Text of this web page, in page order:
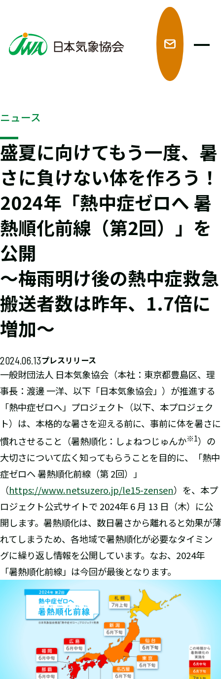
ニュース
盛夏に向けてもう一度、暑
さに負けない体を作ろう！
2024年「熱中症ゼロへ 暑
熱順化前線（第2回）」を
公開
～梅雨明け後の熱中症救急
搬送者数は昨年、1.7倍に
増加～
2024.06.13プレスリリース
一般財団法人 日本気象協会（本社：東京都豊島区、理
事長：渡邊 一洋、以下「日本気象協会」）が推進する
「熱中症ゼロへ」プロジェクト（以下、本プロジェク
ト）は、本格的な暑さを迎える前に、事前に体を暑さに
慣れさせること（暑熱順化：しょねつじゅんか※1）の
大切さについて広く知ってもらうことを目的に、「熱中
症ゼロヘ 暑熱順化前線（第 2回）」
（https://www.netsuzero.jp/le15-zensen）を、本プ
ロジェクト公式サイトで 2024年 6 月 13 日（木）に公
開します。暑熱順化は、数日暑さから離れると効果が薄
れてしまうため、各地域で暑熱順化が必要なタイミン
グに繰り返し情報を公開しています。なお、2024年
「暑熱順化前線」は今回が最後となります。